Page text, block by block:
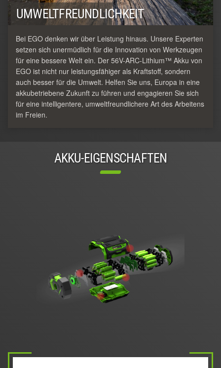
UMWELTFREUNDLICHKEIT
Bei EGO denken wir über Leistung hinaus. Unsere Experten
setzen sich unermüdlich für die Innovation von Werkzeugen
für eine bessere Welt ein. Der 56V-ARC-Lithium™ Akku von
EGO ist nicht nur leistungsfähiger als Kraftstoff, sondern
auch besser für die Umwelt. Helfen Sie uns, Europa in eine
akkubetriebene Zukunft zu führen und engagieren Sie sich
für eine intelligentere, umweltfreundlichere Art des Arbeitens
im Freien.
AKKU-EIGENSCHAFTEN